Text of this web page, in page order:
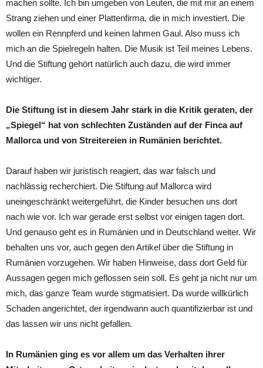
machen sollte. Ich bin umgeben von Leuten, die mit mir an einem
Strang ziehen und einer Plattenfirma, die in mich investiert. Die
wollen ein Rennpferd und keinen lahmen Gaul. Also muss ich
mich an die Spielregeln halten. Die Musik ist Teil meines Lebens.
Und die Stiftung gehört natürlich auch dazu, die wird immer
wichtiger.
Die Stiftung ist in diesem Jahr stark in die Kritik geraten, der
„Spiegel“ hat von schlechten Zuständen auf der Finca auf
Mallorca und von Streitereien in Rumänien berichtet.
Darauf haben wir juristisch reagiert, das war falsch und
nachlässig recherchiert. Die Stiftung auf Mallorca wird
uneingeschränkt weitergeführt, die Kinder besuchen uns dort
nach wie vor. Ich war gerade erst selbst vor einigen tagen dort.
Und genauso geht es in Rumänien und in Deutschland weiter. Wir
behalten uns vor, auch gegen den Artikel über die Stiftung in
Rumänien vorzugehen. Wir haben Hinweise, dass dort Geld für
Aussagen gegen mich geflossen sein soll. Es geht ja nicht nur um
mich, das ganze Team wurde stigmatisiert. Da wurde willkürlich
Schaden angerichtet, der irgendwann auch quantifizierbar ist und
das lassen wir uns nicht gefallen.
In Rumänien ging es vor allem um das Verhalten ihrer